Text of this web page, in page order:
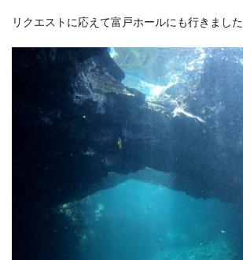
リクエストに応えて富戸ホールにも行きました